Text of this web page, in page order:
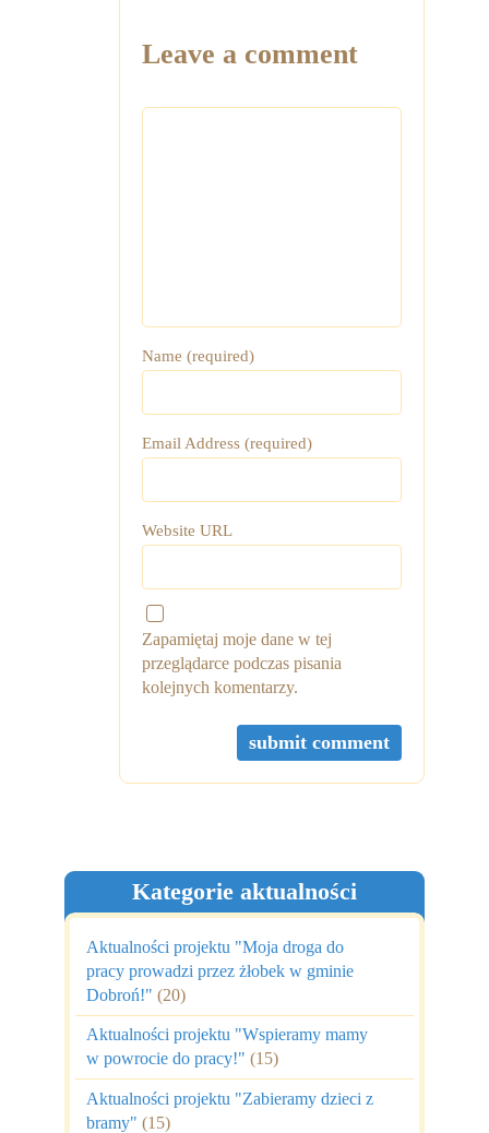
Leave a comment
Name (required)
Email Address (required)
Website URL
Zapamiętaj moje dane w tej
przeglądarce podczas pisania
kolejnych komentarzy.
Kategorie aktualności
Aktualności projektu "Moja droga do
pracy prowadzi przez żłobek w gminie
Dobroń!" (20)
Aktualności projektu "Wspieramy mamy
w powrocie do pracy!" (15)
Aktualności projektu "Zabieramy dzieci z
bramy" (15)